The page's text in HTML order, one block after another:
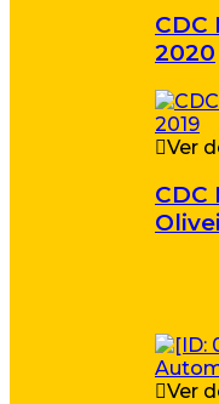
CDC
2020
Ver
CDC
Ver